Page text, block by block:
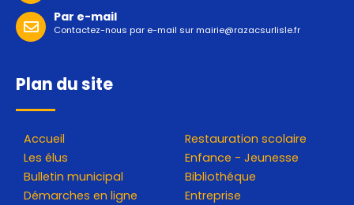
Par e-mail
Contactez-nous par e-mail surmairie@razacsurlisle.fr
Plan du site
Accueil
Les élus
Bulletin municipal
Démarches en ligne
Restauration scolaire
Enfance - Jeunesse
Bibliothéque
Entreprise